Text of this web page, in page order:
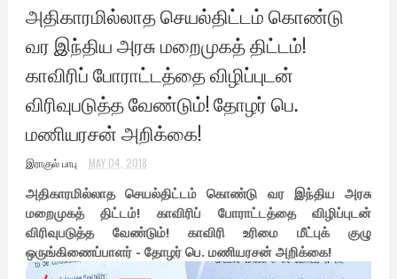
அதிகாரமில்லாத செயல்திட்டம் கொண்டு
வர இந்திய அரசு மறைமுகத் திட்டம்!
காவிரிப் போராட்டத்தை விழிப்புடன்
விரிவுபடுத்த வேண்டும்! தோழர் பெ.
மணியரசன் அறிக்கை!
இராகுல் பாபு MAY 04, 2018
அதிகாரமில்லாத செயல்திட்டம் கொண்டு வர இந்திய அரசு
மறைமுகத் திட்டம்! காவிரிப் போராட்டத்தை விழிப்புடன்
விரிவுபடுத்த வேண்டும்! காவிரி உரிமை மீட்புக் குழு
ஒருங்கிணைப்பாளர் - தோழர் பெ. மணியரசன் அறிக்கை!